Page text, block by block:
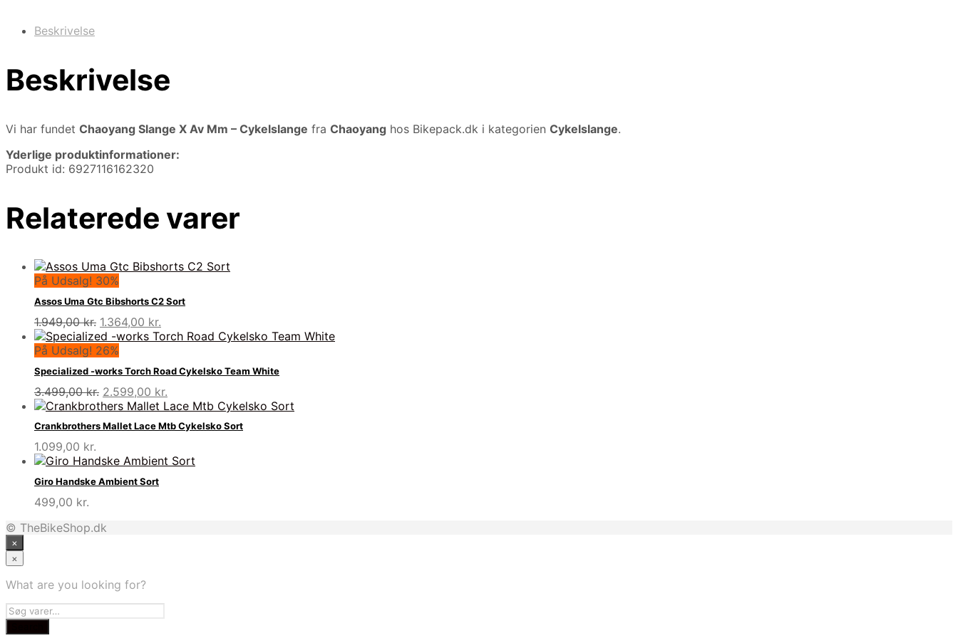
Beskrivelse
Beskrivelse
Vi har fundet Chaoyang Slange X Av Mm – Cykelslange fra Chaoyang hos Bikepack.dk i kategorien Cykelslange.
Yderlige produktinformationer:
Produkt id: 6927116162320
Relaterede varer
På Udsalg! 30%
Assos Uma Gtc Bibshorts C2 Sort
1.949,00kr. Den
oprindelige
pris
var:
1.949,00 kr..
1.364,00 kr.
aktuelle
1.364,00 kr..
På Udsalg! 26%
Specialized -works Torch Road Cykelsko Team White
3.499,00kr. Den
oprindelige
pris
var:
2.599,00 kr.
aktuelle
pris
er:
Crankbrothers Mallet Lace Mtb Cykelsko Sort
1.099,00 kr.
Giro Handske Ambient Sort
499,00 kr.
© TheBikeShop.dk
×
×
What are you looking for?